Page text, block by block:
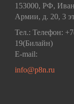
153000, РФ,
Армии, д. 20, 3
Тел.: Телефон:
19(Билайн)
E-mail:
info@p8n.ru